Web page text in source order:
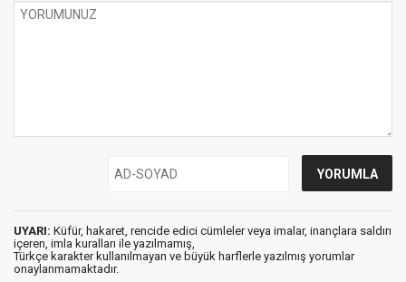
UYARI: Küfür, hakaret, rencide edici cümleler veya imalar, inançlara saldırı
içeren, imla kuralları ile yazılmamış,
Türkçe karakter kullanılmayan ve büyük harflerle yazılmış yorumlar
onaylanmamaktadır.